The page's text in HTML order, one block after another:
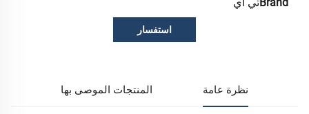
Brandتي اي
استفسار
نظرة عامة المنتجات الموصى بها